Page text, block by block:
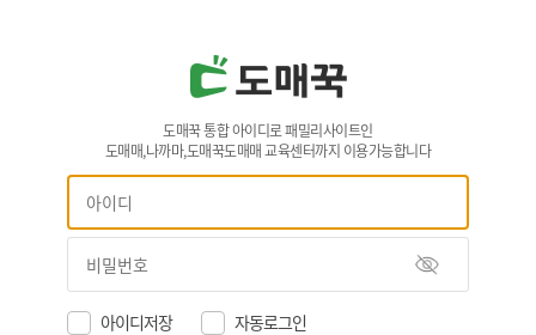
도매꾹 통합 아이디로 패밀리사이트인
도매매,나까마,도매꾹도매매 교육센터까지 이용가능합니다
아이디저장 자동로그인